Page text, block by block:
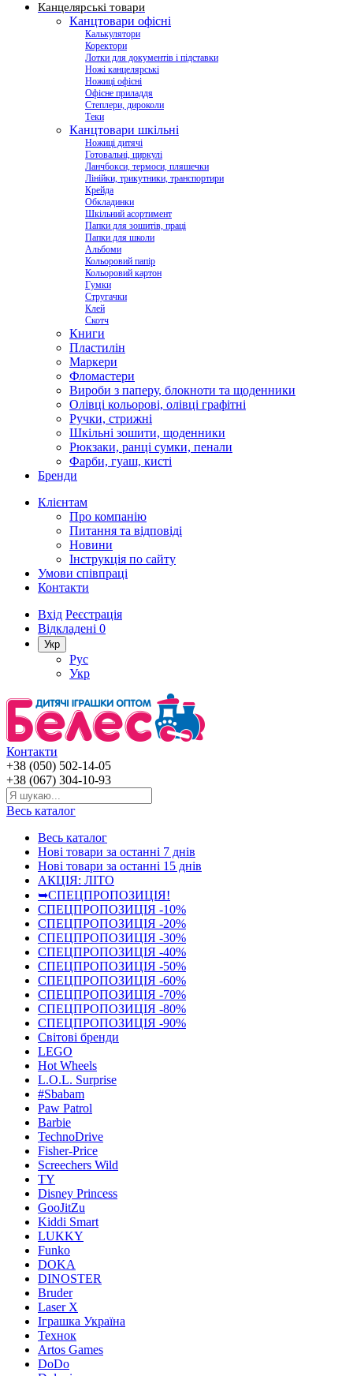
Канцелярські товари
Канцтовари офісні
Калькулятори
Коректори
Лотки для документів і підставки
Ножі канцелярські
Ножиці офісні
Офісне приладдя
Степлери, дироколи
Теки
Канцтовари шкільні
Ножиці дитячі
Готовальні, циркулі
Ланчбокси, термоси, пляшечки
Лінійки, трикутники, транспортири
Крейда
Обкладинки
Шкільний асортимент
Папки для зошитів, праці
Папки для школи
Альбоми
Кольоровий папір
Кольоровий картон
Гумки
Стругачки
Клей
Скотч
Книги
Пластилін
Маркери
Фломастери
Вироби з паперу, блокноти та щоденники
Олівці кольорові, олівці графітні
Ручки, стрижні
Шкільні зошити, щоденники
Рюкзаки, ранці сумки, пенали
Фарби, гуаш, кисті
Бренди
Клієнтам
Про компанію
Питання та відповіді
Новини
Інструкція по сайту
Умови співпраці
Контакти
Вхід Реєстрація
Відкладені 0
Укр
Рус
Укр
Контакти
+38 (050) 502-14-05
+38 (067) 304-10-93
Весь каталог
Весь каталог
Нові товари за останнi 7 днiв
Нові товари за останнi 15 днiв
АКЦІЯ: ЛІТО
➥СПЕЦПРОПОЗИЦІЯ!
СПЕЦПРОПОЗИЦІЯ -10%
СПЕЦПРОПОЗИЦІЯ -20%
СПЕЦПРОПОЗИЦІЯ -30%
СПЕЦПРОПОЗИЦІЯ -40%
СПЕЦПРОПОЗИЦІЯ -50%
СПЕЦПРОПОЗИЦІЯ -60%
СПЕЦПРОПОЗИЦІЯ -70%
СПЕЦПРОПОЗИЦІЯ -80%
СПЕЦПРОПОЗИЦІЯ -90%
Світові бренди
LEGO
Hot Wheels
L.O.L. Surprise
#Sbabam
Paw Patrol
Barbie
TechnoDrive
Fisher-Price
Screechers Wild
TY
Disney Princess
GooJitZu
Kiddi Smart
LUKKY
Funko
DOKA
DINOSTER
Bruder
Laser X
Іграшка Україна
Технок
Artos Games
DoDo